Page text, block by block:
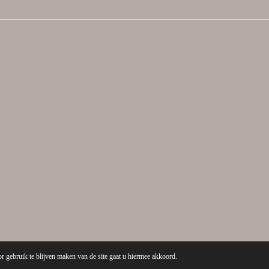
te blijven maken van de site gaat u hiermee akkoord.